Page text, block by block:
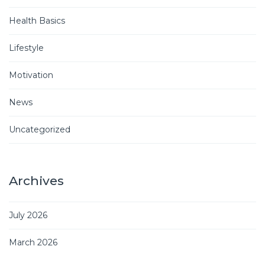
Health Basics
Lifestyle
Motivation
News
Uncategorized
Archives
July 2026
March 2026